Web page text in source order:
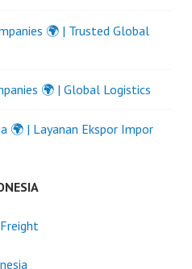
🌍 | Trusted Global
🌍 | Global Logistics
🌍 | Layanan Ekspor Impor